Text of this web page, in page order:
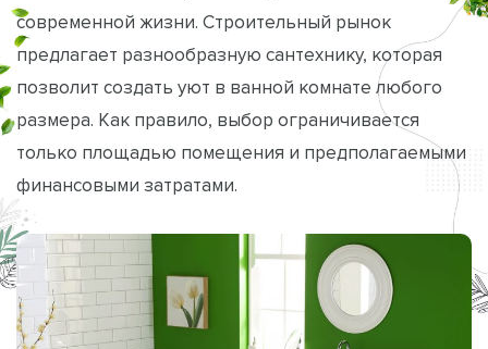
современной жизни. Строительный рынок
предлагает разнообразную сантехнику, которая
позволит создать уют в ванной комнате любого
размера. Как правило, выбор ограничивается
только площадью помещения и предполагаемыми
финансовыми затратами.